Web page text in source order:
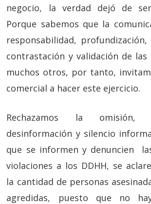
negocio, la verdad dejó de
Porque sabemos que la
responsabilidad, profundización,
contrastación y validación de
muchos otros, por tanto,
comercial a hacer este ejercicio.
Rechazamos la omisión,
desinformación y silencio
que se informen y denuncien
violaciones a los DDHH, se
la cantidad de personas
agredidas, puesto que no